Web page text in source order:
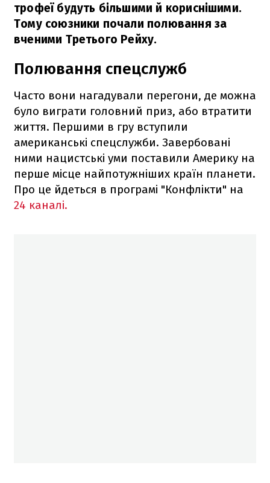
трофеї будуть більшими й кориснішими.
Тому союзники почали полювання за
вченими Третього Рейху.
Полювання спецслужб
Часто вони нагадували перегони, де можна
було виграти головний приз, або втратити
життя. Першими в гру вступили
американські спецслужби. Завербовані
ними нацистські уми поставили Америку на
перше місце найпотужніших країн планети.
Про це йдеться в програмі "Конфлікти" на
24 каналі.